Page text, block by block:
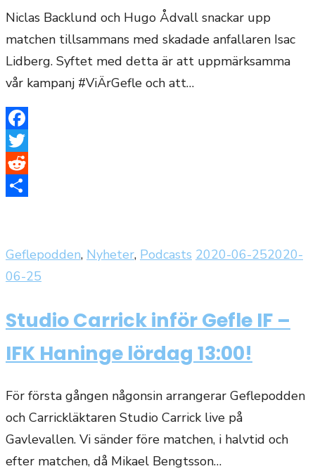
Niclas Backlund och Hugo Ådvall snackar upp
matchen tillsammans med skadade anfallaren Isac
Lidberg. Syftet med detta är att uppmärksamma
vår kampanj #ViÄrGefle och att…
Facebook
Twitter
Reddit
Geflepodden, Nyheter, Podcasts Publicerat
2020-06-252020-
06-25
Studio Carrick inför Gefle IF –
IFK Haninge lördag 13:00!
För första gången någonsin arrangerar Geflepodden
och Carrickläktaren Studio Carrick live på
Gavlevallen. Vi sänder före matchen, i halvtid och
efter matchen, då Mikael Bengtsson…